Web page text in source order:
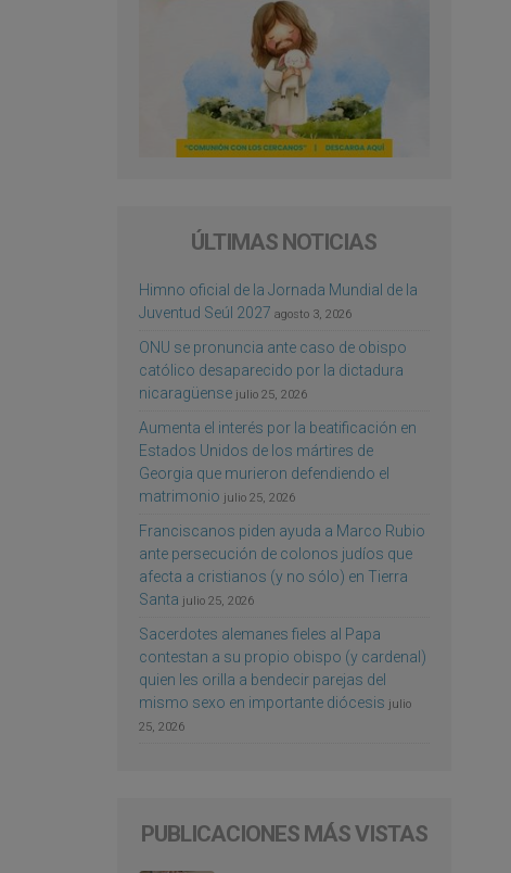
ÚLTIMAS NOTICIAS
Himno oficial de la Jornada Mundial de la
Juventud Seúl 2027 agosto 3, 2026
ONU se pronuncia ante caso de obispo
católico desaparecido por la dictadura
nicaragüense julio 25, 2026
Aumenta el interés por la beatificación en
Estados Unidos de los mártires de
Georgia que murieron defendiendo el
matrimonio julio 25, 2026
Franciscanos piden ayuda a Marco Rubio
ante persecución de colonos judíos que
afecta a cristianos (y no sólo) en Tierra
Santa julio 25, 2026
Sacerdotes alemanes fieles al Papa
contestan a su propio obispo (y cardenal)
quien les orilla a bendecir parejas del
mismo sexo en importante diócesis julio
25, 2026
PUBLICACIONES MÁS VISTAS